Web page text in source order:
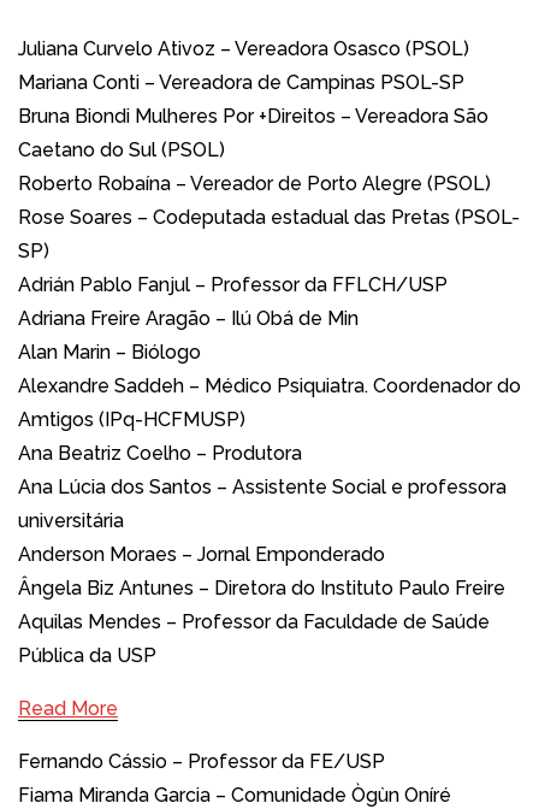
Juliana Curvelo Ativoz – Vereadora Osasco (PSOL)
Mariana Conti – Vereadora de Campinas PSOL-SP
Bruna Biondi Mulheres Por +Direitos – Vereadora São
Caetano do Sul (PSOL)
Roberto Robaína – Vereador de Porto Alegre (PSOL)
Rose Soares – Codeputada estadual das Pretas (PSOL-
SP)
Adrián Pablo Fanjul – Professor da FFLCH/USP
Adriana Freire Aragão – Ilú Obá de Min
Alan Marin – Biólogo
Alexandre Saddeh – Médico Psiquiatra. Coordenador do
Amtigos (IPq-HCFMUSP)
Ana Beatriz Coelho – Produtora
Ana Lúcia dos Santos – Assistente Social e professora
universitária
Anderson Moraes – Jornal Emponderado
Ângela Biz Antunes – Diretora do Instituto Paulo Freire
Aquilas Mendes – Professor da Faculdade de Saúde
Pública da USP
Read More
Fernando Cássio – Professor da FE/USP
Fiama Miranda Garcia – Comunidade Ògùn Oníré